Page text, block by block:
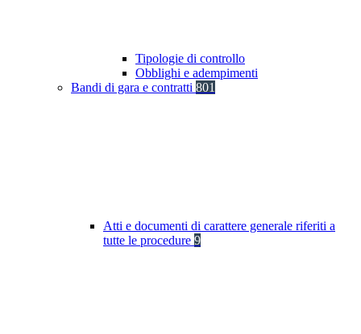
Tipologie di controllo
Obblighi e adempimenti
Bandi di gara e contratti 801
Atti e documenti di carattere generale riferiti a
tutte le procedure 9